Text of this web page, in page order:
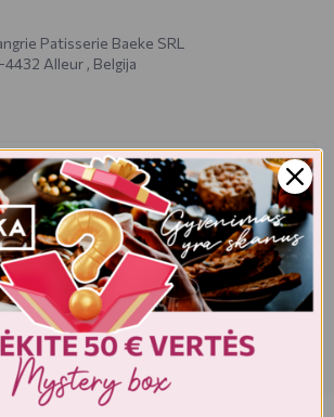
Patisserie Baeke SRL
Alleur , Belgija
gali šiek tiek skirtis nuo esančios nuotraukoje.
gali būti kitokioje pakuotėje bei kitokios
Informacija produkto aprašyme, kuri pateikiama
yra bendro pobūdžio, todėl nėra tapati
ant produkto pakuotės. Ant produkto
informacija yra išsamesnė ir gali šiek tiek skirtis
elektroninėje parduotuvėje pateiktų
Visada rekomenduojame perskaityti ir
esančia ant prekės pakuotės. Akcijinių prekių